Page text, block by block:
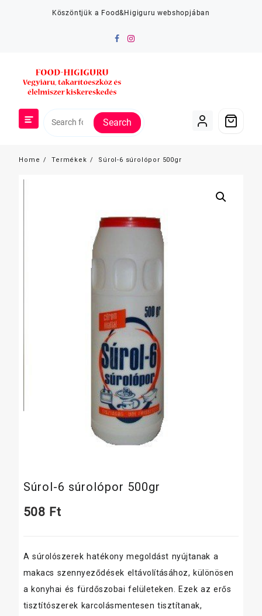
Köszöntjük a Food&Higiguru webshopjában
Search
Home Termékek Súrol-6 súrolópor 500gr
Súrol-6 súrolópor 500gr
508 Ft
A súrolószerek hatékony megoldást nyújtanak a
makacs szennyeződések eltávolításához, különösen
a konyhai és fürdőszobai felületeken. Ezek az erős
tisztítószerek karcolásmentesen tisztítanak,